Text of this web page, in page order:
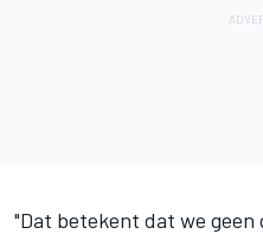
"Dat betekent dat we geen